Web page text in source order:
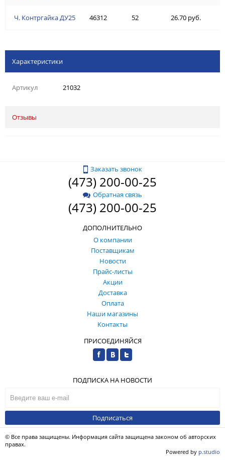
Ч. Контргайка ДУ25 46312 52 26.70 руб.
Характеристики
Артикул 21032
Отзывы
Заказать звонок
(473) 200-00-25
Обратная связь
(473) 200-00-25
ДОПОЛНИТЕЛЬНО
О компании
Поставщикам
Новости
Прайс-листы
Акции
Доставка
Оплата
Наши магазины
Контакты
ПРИСОЕДИНЯЙСЯ
ПОДПИСКА НА НОВОСТИ
Подписаться
© Все права защищены. Информация сайта защищена законом об авторских
правах.
Powered by p.studio